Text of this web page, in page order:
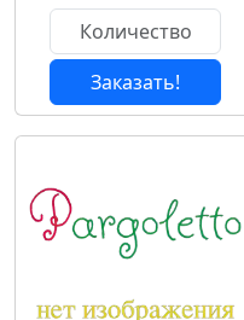
Заказать!